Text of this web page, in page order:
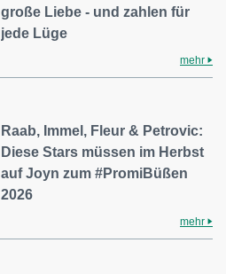
große Liebe - und zahlen für
jede Lüge
mehr
Raab, Immel, Fleur & Petrovic:
Diese Stars müssen im Herbst
auf Joyn zum #PromiBüßen
2026
mehr